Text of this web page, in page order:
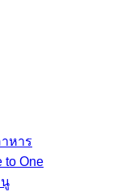
หาร
One